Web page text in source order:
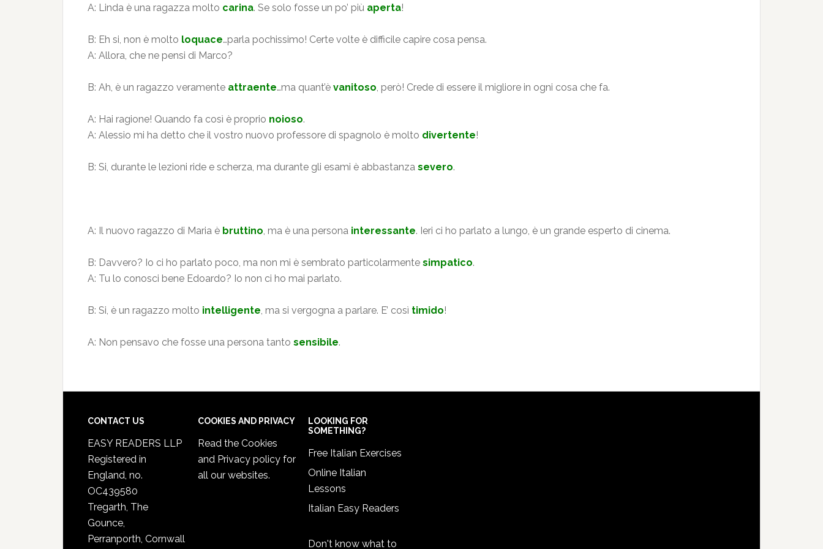
A: Linda è una ragazza molto carina. Se solo fosse un po’ più aperta!
B: Eh si, non è molto loquace…parla pochissimo! Certe volte è difficile capire cosa pensa.
A: Allora, che ne pensi di Marco?
B: Ah, è un ragazzo veramente attraente…ma quant’è vanitoso, però! Crede di essere il migliore in ogni cosa che fa.
A: Hai ragione! Quando fa così è proprio noioso.
A: Alessio mi ha detto che il vostro nuovo professore di spagnolo è molto divertente!
B: Si, durante le lezioni ride e scherza, ma durante gli esami è abbastanza severo.
A: Il nuovo ragazzo di Maria è bruttino, ma è una persona interessante. Ieri ci ho parlato a lungo, è un grande esperto di cinema.
B: Davvero? Io ci ho parlato poco, ma non mi è sembrato particolarmente simpatico.
A: Tu lo conosci bene Edoardo? Io non ci ho mai parlato.
B: Si, è un ragazzo molto intelligente, ma si vergogna a parlare. E’ così timido!
A: Non pensavo che fosse una persona tanto sensibile.
CONTACT US
EASY READERS LLP
Registered in
England, no.
OC439580
Tregarth, The
Gounce,
Perranporth, Cornwall
COOKIES AND PRIVACY
Read the Cookies
and Privacy policy for
all our websites.
LOOKING FOR
SOMETHING?
Free Italian Exercises
Online Italian
Lessons
Italian Easy Readers
Don't know what to